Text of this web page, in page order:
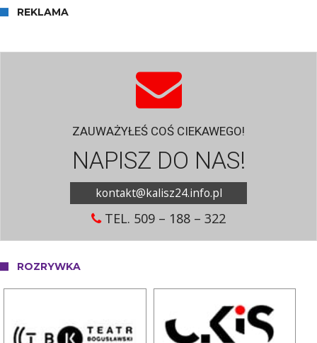
REKLAMA
ZAUWAŻYŁEŚ COŚ CIEKAWEGO!
NAPISZ DO NAS!
kontakt@kalisz24.info.pl
TEL. 509 – 188 – 322
ROZRYWKA